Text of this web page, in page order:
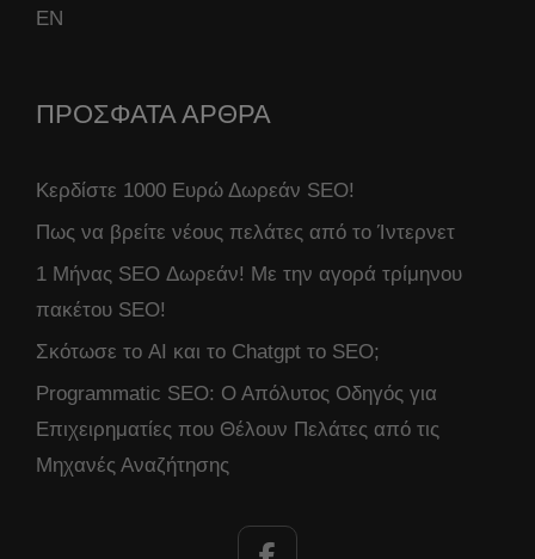
ΕΝ
ΠΡΟΣΦΑΤΑ ΑΡΘΡΑ
Κερδίστε 1000 Ευρώ Δωρεάν SEO!
Πως να βρείτε νέους πελάτες από το Ίντερνετ
1 Μήνας SEO Δωρεάν! Με την αγορά τρίμηνου
πακέτου SEO!
Σκότωσε το AI και το Chatgpt το SEO;
Programmatic SEO: Ο Απόλυτος Οδηγός για
Επιχειρηματίες που Θέλουν Πελάτες από τις
Μηχανές Αναζήτησης